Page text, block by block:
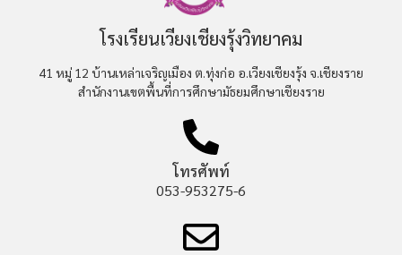
โรงเรียนเวียงเชียงรุ้งวิทยาคม
41 หมู่ 12 บ้านเหล่าเจริญเมือง ต.ทุ่งก่อ อ.เวียงเชียงรุ้ง จ.เชียงราย
สำนักงานเขตพื้นที่การศึกษามัธยมศึกษาเชียงราย
โทรศัพท์
053-953275-6